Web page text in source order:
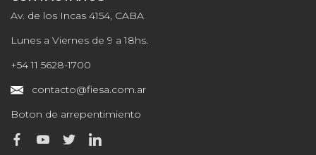
Av. de los Incas 4154, CABA
Lunes a Viernes de 9 a 18hs.
+54 11 5628-1700
contacto@fiesa.com.ar
Boton de arrepentimiento